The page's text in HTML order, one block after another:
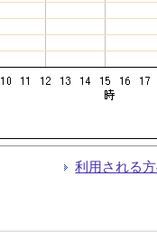
利用される